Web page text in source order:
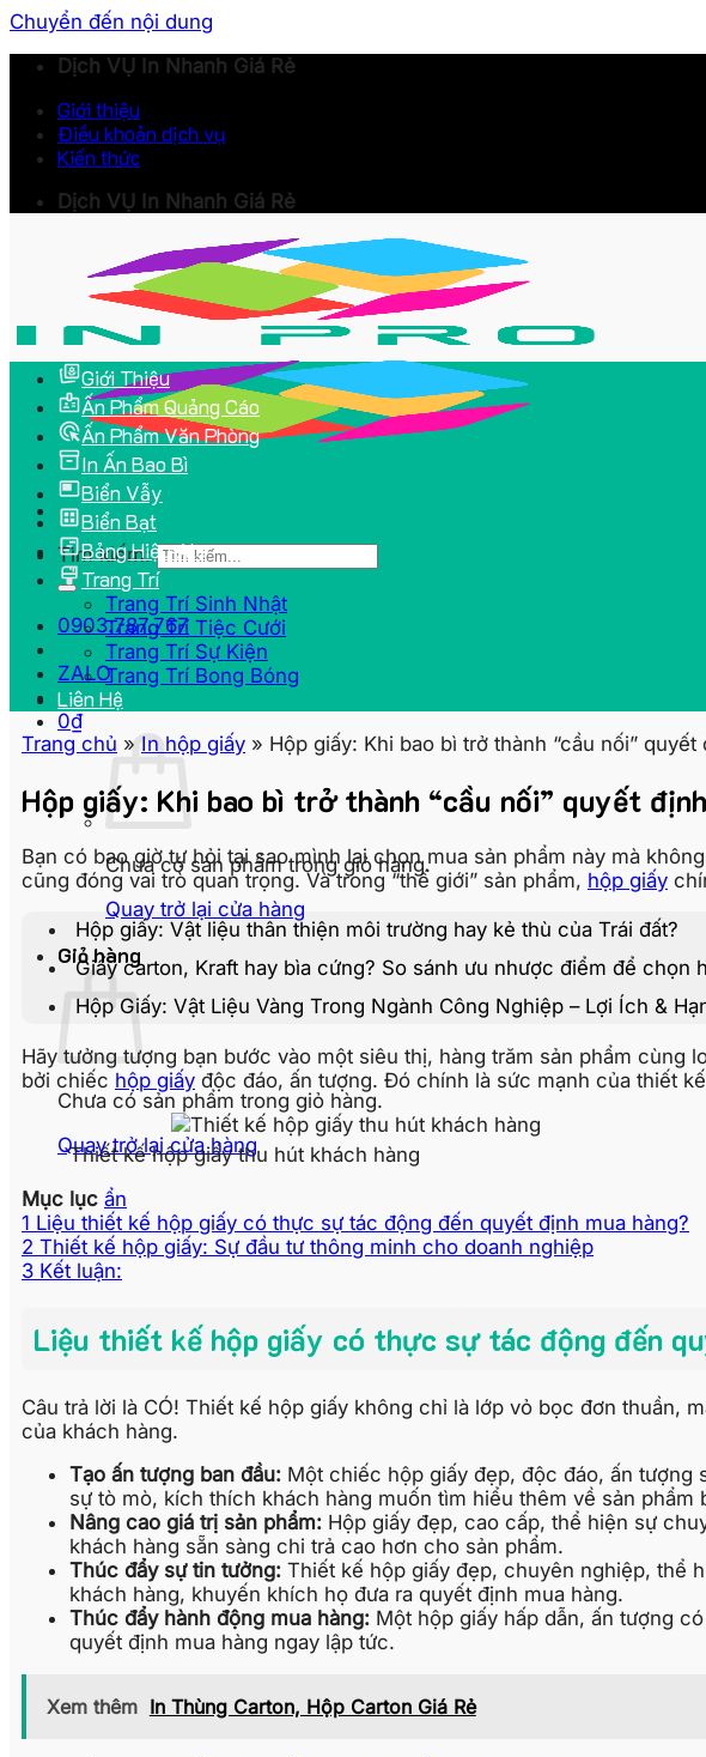
Chuyển đến nội dung
Dịch VỤ In Nhanh Giá Rẻ
Giới thiệu
Điều khoản dịch vụ
Kiến thức
Dịch VỤ In Nhanh Giá Rẻ
Tìm kiếm:
0903.787.767
ZALO
0₫
Chưa có sản phẩm trong giỏ hàng.
Quay trở lại cửa hàng
Giỏ hàng
Chưa có sản phẩm trong giỏ hàng.
Quay trở lại cửa hàng
Giới Thiệu
Ấn Phẩm Quảng Cáo
Ấn Phẩm Văn Phòng
In Ấn Bao Bì
Biển Vẫy
Biển Bạt
Bảng Hiệu Alu
Trang Trí
Trang Trí Sinh Nhật
Trang Trí Tiệc Cưới
Trang Trí Sự Kiện
Trang Trí Bong Bóng
Liên Hệ
Trang chủ » In hộp giấy » Hộp giấy: Khi bao bì trở thành “cầu nối” quyết
Hộp giấy: Khi bao bì trở thành “cầu nối” quyết
Bạn có bao giờ tự hỏi tại sao mình lại chọn mua sản phẩm này mà
cũng đóng vai trò quan trọng. Và trong “thế giới” sản phẩm, hộp giấy
Hộp giấy: Vật liệu thân thiện môi trường hay kẻ thù của Trái đất?
Giấy carton, Kraft hay bìa cứng? So sánh ưu nhược điểm để chọn
Hộp Giấy: Vật Liệu Vàng Trong Ngành Công Nghiệp – Lợi Ích &
Hãy tưởng tượng bạn bước vào một siêu thị, hàng trăm sản phẩm
bởi chiếc hộp giấy độc đáo, ấn tượng. Đó chính là sức mạnh của thiết
Thiết kế hộp giấy thu hút khách hàng
Mục lục ẩn
1 Liệu thiết kế hộp giấy có thực sự tác động đến quyết định mua hàng?
2 Thiết kế hộp giấy: Sự đầu tư thông minh cho doanh nghiệp
3 Kết luận:
Liệu thiết kế hộp giấy có thực sự tác động đến
Câu trả lời là CÓ! Thiết kế hộp giấy không chỉ là lớp vỏ bọc đơn thuần,
của khách hàng.
Tạo ấn tượng ban đầu: Một chiếc hộp giấy đẹp, độc đáo, ấn tượng
sự tò mò, kích thích khách hàng muốn tìm hiểu thêm về sản phẩm
Nâng cao giá trị sản phẩm: Hộp giấy đẹp, cao cấp, thể hiện sự
khách hàng sẵn sàng chi trả cao hơn cho sản phẩm.
Thúc đẩy sự tin tưởng: Thiết kế hộp giấy đẹp, chuyên nghiệp, thể
khách hàng, khuyến khích họ đưa ra quyết định mua hàng.
Thúc đẩy hành động mua hàng: Một hộp giấy hấp dẫn, ấn tượng
quyết định mua hàng ngay lập tức.
Xem thêm In Thùng Carton, Hộp Carton Giá Rẻ